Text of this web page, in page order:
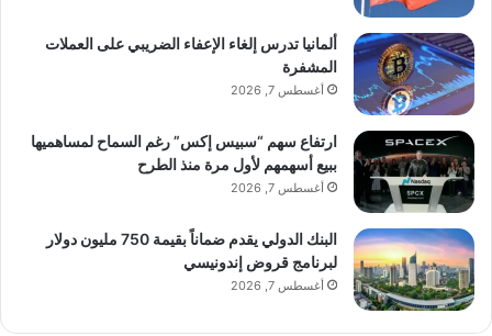
ألمانيا تدرس إلغاء الإعفاء الضريبي على العملات
المشفرة
أغسطس 7, 2026
ارتفاع سهم “سبيس إكس” رغم السماح لمساهميها
ببيع أسهمهم لأول مرة منذ الطرح
أغسطس 7, 2026
البنك الدولي يقدم ضماناً بقيمة 750 مليون دولار
لبرنامج قروض إندونيسي
أغسطس 7, 2026